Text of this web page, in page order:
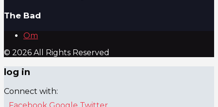
The Bad
Om
© 2026 All Rights Reserved
log in
Connect with:
Facebook Google Twitter